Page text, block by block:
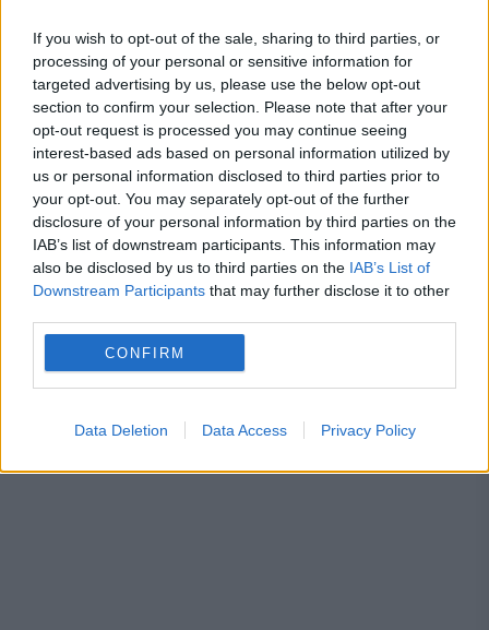
If you wish to opt-out of the sale, sharing to third parties, or
processing of your personal or sensitive information for
targeted advertising by us, please use the below opt-out
section to confirm your selection. Please note that after your
opt-out request is processed you may continue seeing
interest-based ads based on personal information utilized by
us or personal information disclosed to third parties prior to
your opt-out. You may separately opt-out of the further
disclosure of your personal information by third parties on the
IAB’s list of downstream participants. This information may
also be disclosed by us to third parties on the IAB’s List of
Downstream Participants that may further disclose it to other
CONFIRM
Data Deletion Data Access Privacy Policy
știi acest lucru. Amenzile pot ajunge la
sume uriașe
podul de flori Prut republica moldova